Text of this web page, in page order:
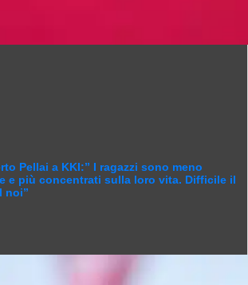
Pellai a KKI:” I ragazzi sono meno
e più concentrati sulla loro vita. Difficile il
noi”